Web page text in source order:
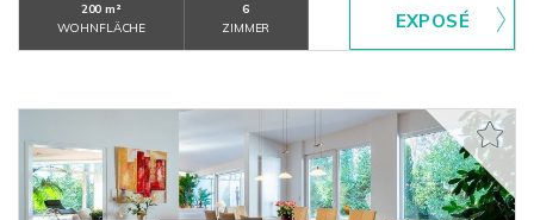
200 m²
WOHNFLÄCHE
6
ZIMMER